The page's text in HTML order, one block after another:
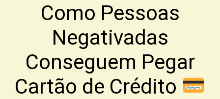
Como Pessoas
Negativadas
Conseguem Pegar
Cartão de Crédito